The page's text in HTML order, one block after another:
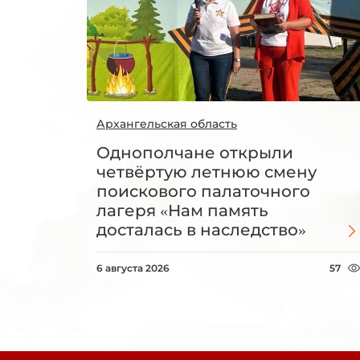
Архангельская область
Однополчане открыли
четвёртую летнюю смену
поискового палаточного
лагеря «Нам память
досталась в наследство»
6 августа 2026 57